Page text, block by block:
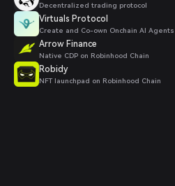
Decentralized trading protocol
Virtuals Protocol
Create and Co-own Onchain AI Agents .
Arrow Finance
Native CDP on Robinhood Chain
Robidy
NFT launchpad on Robinhood Chain